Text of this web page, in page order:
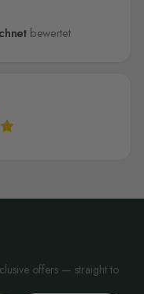
bewertet
offers — straight to